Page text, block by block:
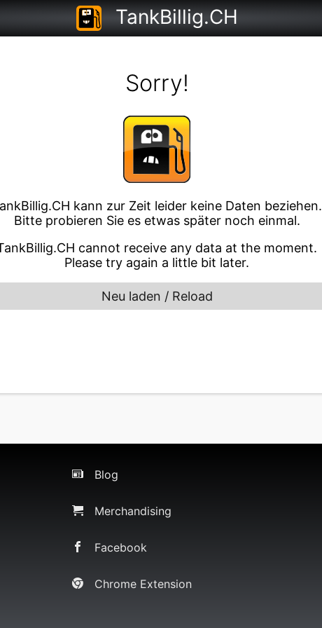
TankBillig.CH
Sorry!
kann zur Zeit leider keine Daten beziehen.
Bitte probieren Sie es etwas später noch einmal.
cannot receive any data at the moment.
Please try again a little bit later.
Neu laden / Reload
Blog
Merchandising
Facebook
Chrome Extension